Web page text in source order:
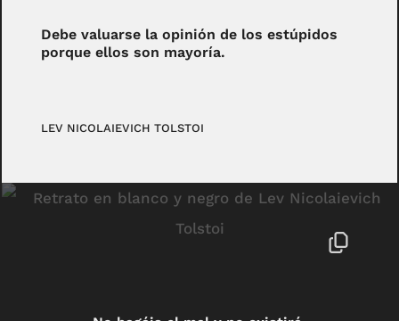
Debe valuarse la opinión de los estúpidos
porque ellos son mayoría.
LEV NICOLAIEVICH TOLSTOI